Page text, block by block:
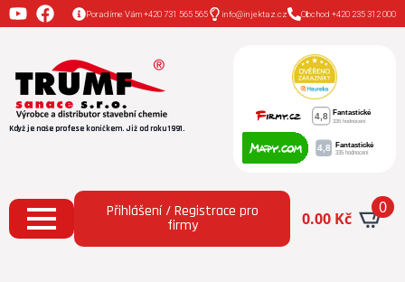
Poradíme Vám +420 731 565 565 info@injektaz.cz Obchod +420 235 312 000
Když je naše profese koníčkem. Již od roku 1991.
Přihlášení / Registrace pro
firmy 0.00 Kč
0